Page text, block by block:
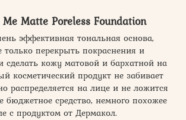
Matte Poreless Foundation
эффективная тональная основа,
перекрыть покраснения и
кожу матовой и бархатной на
косметический продукт не забивает
распределяется на лице и не ложится
средство, немного похожее
с продуктом от Дермакол.